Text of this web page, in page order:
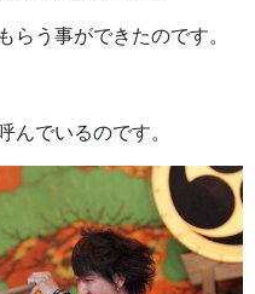
らう事ができたのです。
んでいるのです。